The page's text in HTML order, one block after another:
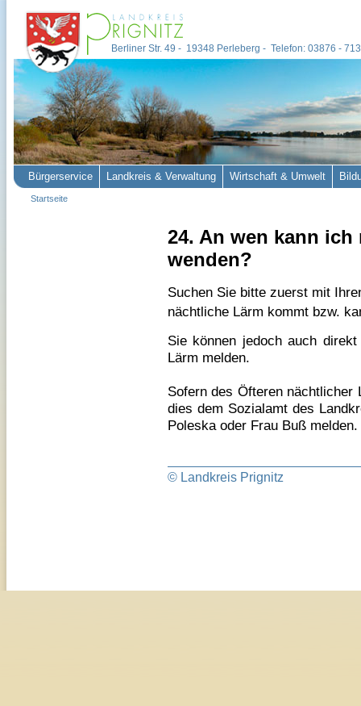
24. An wen kann
wenden?
Suchen Sie bitte zuerst mit
nächtliche Lärm kommt bzw.
Sie können jedoch auch
Lärm melden.
Sofern des Öfteren nächtlicher
dies dem Sozialamt des
Poleska oder Frau Buß melden.
© Landkreis Prignitz
Berliner Str. 49 - 19348 Perleberg - Telefon: 03876 -
Bürgerservice Landkreis & Verwaltung Wirtschaft & Umwelt
Startseite